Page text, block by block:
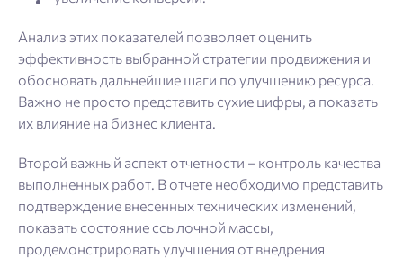
Анализ этих показателей позволяет оценить
эффективность выбранной стратегии продвижения и
обосновать дальнейшие шаги по улучшению ресурса.
Важно не просто представить сухие цифры, а показать
их влияние на бизнес клиента.
Второй важный аспект отчетности – контроль качества
выполненных работ. В отчете необходимо представить
подтверждение внесенных технических изменений,
показать состояние ссылочной массы,
продемонстрировать улучшения от внедрения